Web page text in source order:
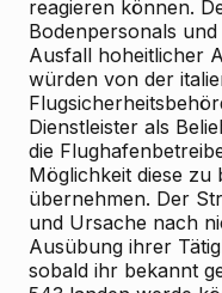
reagieren können.
Bodenpersonals
Ausfall hoheitlicher
würden von der
Dienstleister als
die
Möglichkeit diese
übernehmen. Der
und Ursache nach
Ausübung ihrer
sobald ihr bekannt